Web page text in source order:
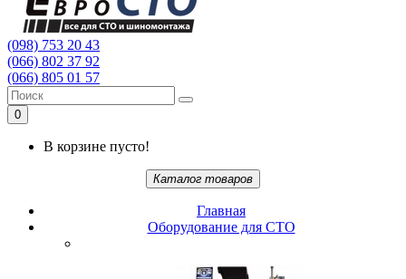
(098) 753 20 43
(066) 802 37 92
(066) 805 01 57
0
В корзине пусто!
Каталог товаров
Главная
Oбopудoвaниe для CTO